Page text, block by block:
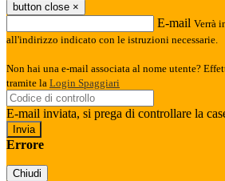
button close ×
E-mail Verrà
all'indirizzo indicato con le istruzioni necessarie.
Non hai una e-mail associata al nome utente?
tramite la Login Spaggiari
E-mail inviata, si prega di controllare la
Errore
Chiudi